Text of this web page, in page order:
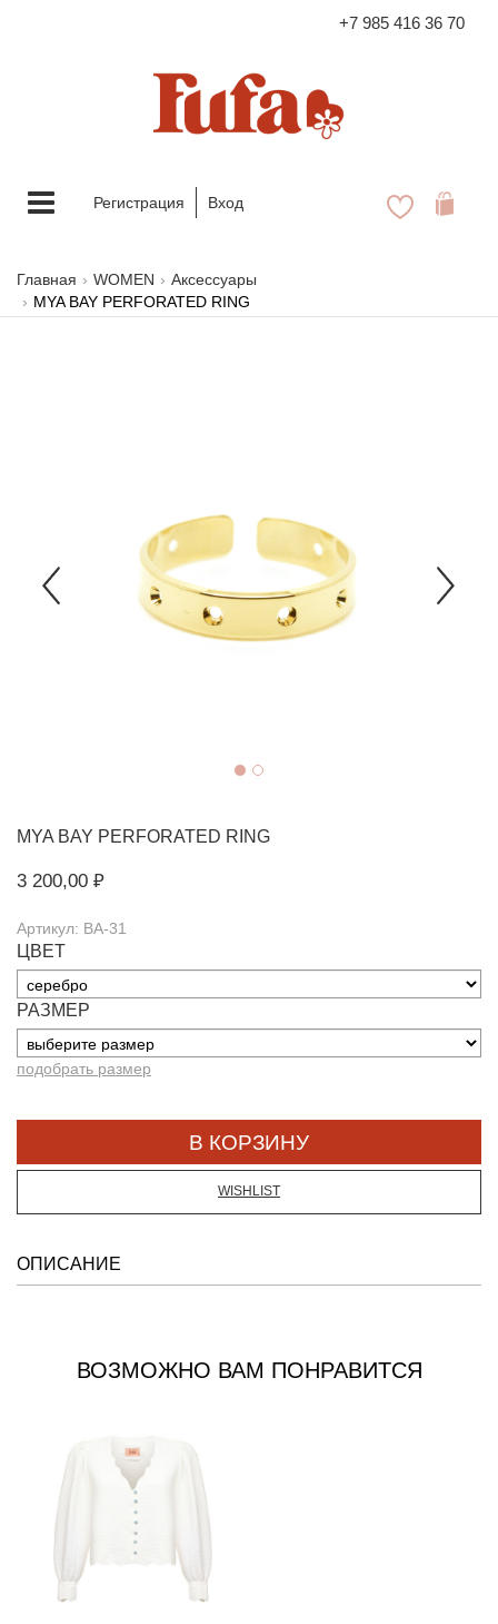
+7 985 416 36 70
FASHION FAMILY STORE
Меню Регистрация Вход
Главная WOMEN
Аксессуары
MYA BAY PERFORATED RING
MYA BAY PERFORATED RING
3 200,00 ₽
Артикул: BA-31
ЦВЕТ
РАЗМЕР
подобрать размер
WISHLIST
ОПИСАНИЕ
ВОЗМОЖНО ВАМ ПОНРАВИТСЯ